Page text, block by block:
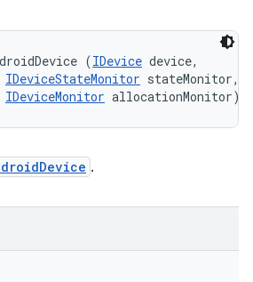
(IDevice device,
IDeviceStateMonitor stateMonitor,
IDeviceMonitor allocationMonitor)
.